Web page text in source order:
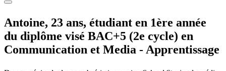
Antoine, 23 ans, étudiant en 1ère année
du diplôme visé BAC+5 (2e cycle) en
Communication et Media - Apprentissage